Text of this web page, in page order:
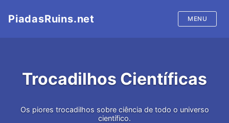
PiadasRuins.net
Piadas
Trocadilhos
MENU
Trocadilhos Científicas
Os piores trocadilhos sobre ciência de todo o universo
científico.